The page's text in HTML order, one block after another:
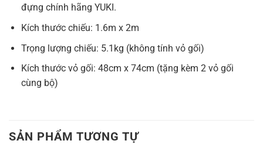
đựng chính hãng YUKI.
Kích thước chiếu: 1.6m x 2m
Trọng lượng chiếu: 5.1kg (không tính vỏ gối)
Kích thước vỏ gối: 48cm x 74cm (tặng kèm 2 vỏ gối
cùng bộ)
SẢN PHẨM TƯƠNG TỰ